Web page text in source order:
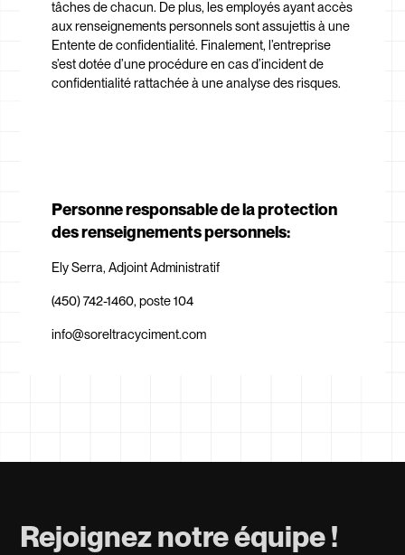
tâches de chacun. De plus, les employés ayant accès
aux renseignements personnels sont assujettis à une
Entente de confidentialité. Finalement, l’entreprise
s’est dotée d’une procédure en cas d’incident de
confidentialité rattachée à une analyse des risques.
Personne responsable de la protection
des renseignements personnels:
Ely Serra, Adjoint Administratif
(450) 742-1460, poste 104
info@soreltracyciment.com
Rejoignez notre équipe !